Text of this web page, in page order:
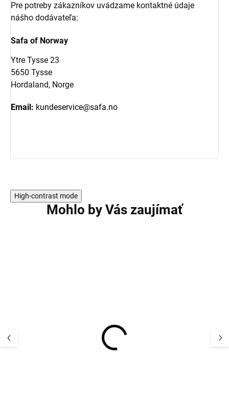
Pre potreby zákazníkov uvádzame kontaktné údaje
nášho dodávateľa:
Safa of Norway
Ytre Tysse 23
5650 Tysse
Hordaland, Norge
Email: kundeservice@safa.no
High-contrast mode
Mohlo by Vás zaujímať